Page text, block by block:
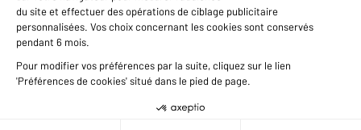
Nous contacter
Données personnelles